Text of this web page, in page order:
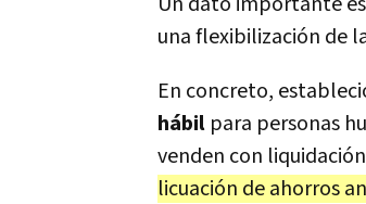
una flexibilización de
En concreto,
hábil para personas
venden con
licuación de ahorros